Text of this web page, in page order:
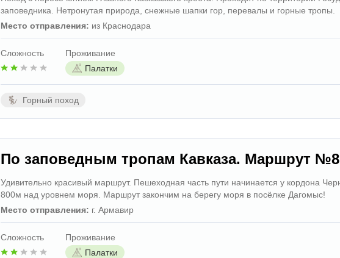
заповедника. Нетронутая природа, снежные шапки гор, перевалы и горные тропы.
Место отправления: из Краснодара
Сложность
Проживание
Палатки
Горный поход
По заповедным тропам Кавказа. Маршрут №8
Удивительно красивый маршрут. Пешеходная часть пути начинается у кордона
800м над уровнем моря. Маршрут закончим на берегу моря в посёлке Дагомыс!
Место отправления: г. Армавир
Сложность
Проживание
Палатки